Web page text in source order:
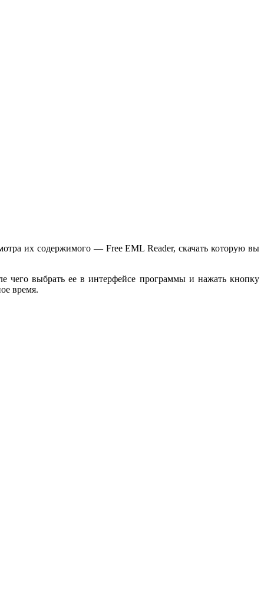
их содержимого — Free EML Reader, скачать которую вы
чего выбрать ее в интерфейсе программы и нажать кнопку
время.